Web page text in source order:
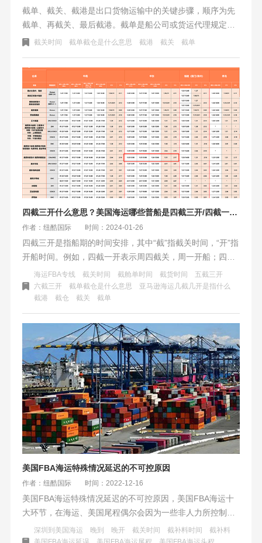
截单、截关、截港是出口货物运输中的关键步骤，顺序为先
截单、再截关、最后截港。截单是船公司或货运代理规定的
单证审核和数据准备时间；截关是截止报关放行的时间，需
了此时间则无法再进入码头。这些步骤确保货物顺利出运。
截关时间 截单截仓是什么意思 截港 截关 截单
四截三开什么意思？美国海运哪些普船是四截三开/四截一开的？
作者：纽酷国际 时间：2024-01-26
四截三开是指船期的时间安排，其中“截”指截关时间，“开”指
开船时间。例如，四截一开表示周四截关，周一开船；四截
三开表示周四截关，周三开船。截关时间是指必须在该时间
之前获得海关放行并把放行条交到码头，否则很有可能赶不
上船。因此，及时报关、提前报关很重要。如果报关时间太
晚，或海关查验了，特别是查验有问题没能及时放行的，很
容易赶不上船。
海运FBA专线 截关时间 截舱单时间 截货时间
五截三开
六截三开
截单截仓是什么意思
亚马逊海运几截几开是指什么
截港
截仓 截关 截单
美国FBA海运特殊情况延迟的不可控原因
作者：纽酷国际 时间：2022-12-16
美国FBA海运特殊情况延迟的不可控原因，美国FBA海运十
大环节，在海运、美国尾程偶尔会因为一些非人力所控制的
因素导致时效优势延迟。这些是特殊突发状况单，在美国
FBA海运运输突然遇到的话会造成时效的延误。不过这种特
深圳到美国海运 晚到 晚开 截关时间 截补料时间
截补料